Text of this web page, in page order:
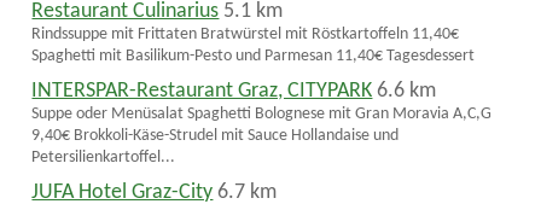
Restaurant Culinarius 5.1 km
Rindssuppe mit Frittaten Bratwürstel mit Röstkartoffeln 11,40€
Spaghetti mit Basilikum-Pesto und Parmesan 11,40€ Tagesdessert
INTERSPAR-Restaurant Graz, CITYPARK 6.6 km
Suppe oder Menüsalat Spaghetti Bolognese mit Gran Moravia A,C,G
9,40€ Brokkoli-Käse-Strudel mit Sauce Hollandaise und
Petersilienkartoffel...
JUFA Hotel Graz-City 6.7 km